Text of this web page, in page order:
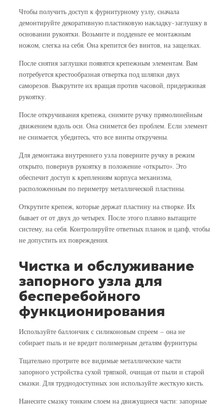
Чтобы получить доступ к фурнитурному узлу, сначала
демонтируйте декоративную пластиковую накладку-заглушку в
основании рукоятки. Возьмите и подденьте ее монтажным
ножом, слегка на себя. Она крепится без винтов, на защелках.
После снятия заглушки появятся крепежным элементам. Вам
потребуется крестообразная отвертка под шляпки двух
саморезов. Выкрутите их вращая против часовой, придерживая
рукоятку.
После откручивания крепежа, снимите ручку прямолинейным
движением вдоль оси. Она снимется без проблем. Если элемент
не снимается, убедитесь, что все винты откручены.
Для демонтажа внутреннего узла поверните ручку в режим
открыто, повернув рукоятку в положение «открыто». Это
обеспечит доступ к креплениям корпуса механизма,
расположенным по периметру металлической пластины.
Открутите крепеж, которые держат пластину на створке. Их
бывает от от двух до четырех. После этого плавно вытащите
систему, на себя. Контролируйте ответных планок и цапф, чтобы
не допустить их повреждения.
Чистка и обслуживание
запорного узла для
бесперебойного
функционирования
Используйте баллончик с силиконовым спреем – она не
собирает пыль и не вредит полимерным деталям фурнитуры.
Тщательно протрите все видимые металлические части
запорного устройства сухой тряпкой, очищая от пыли и старой
смазки. Для труднодоступных зон используйте жесткую кисть.
Нанесите смазку тонким слоем на движущиеся части: запорные